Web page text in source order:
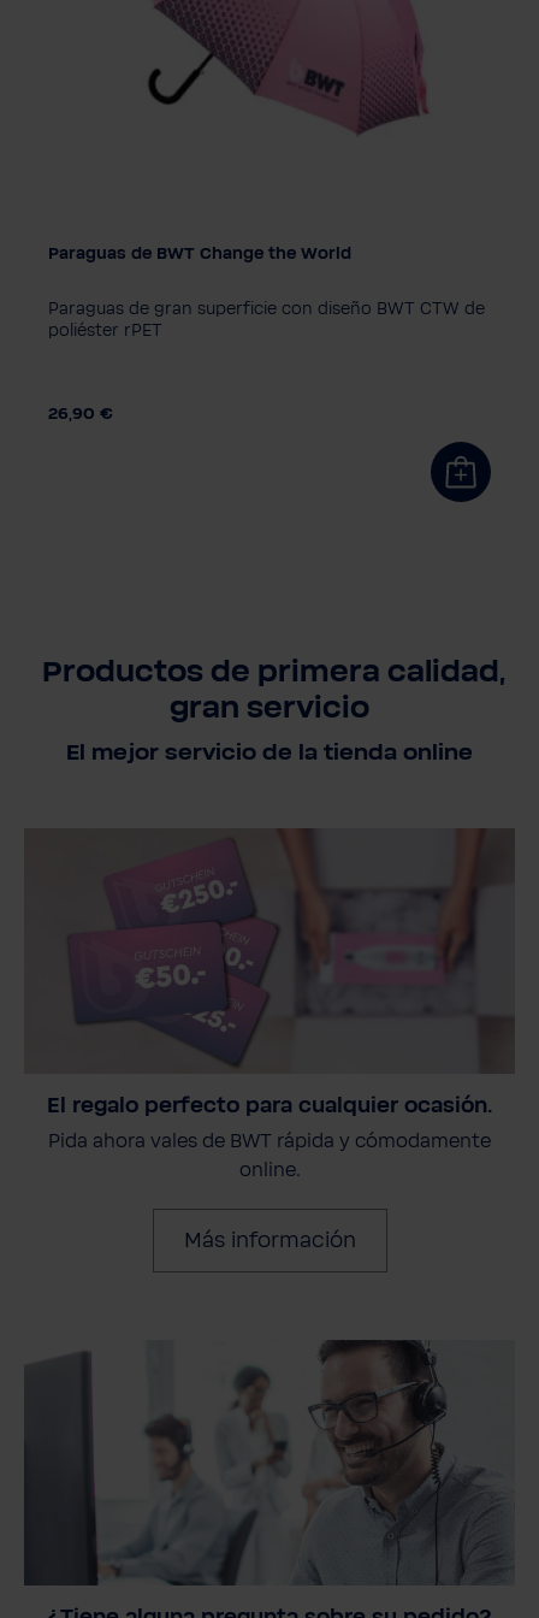
Paraguas de BWT Change the World
Paraguas de gran superficie con diseño BWT CTW de
poliéster rPET
26,90 €
Productos de primera calidad,
gran servicio
El mejor servicio de la tienda online
El regalo perfecto para cualquier ocasión.
Pida ahora vales de BWT rápida y cómodamente
online.
Más información